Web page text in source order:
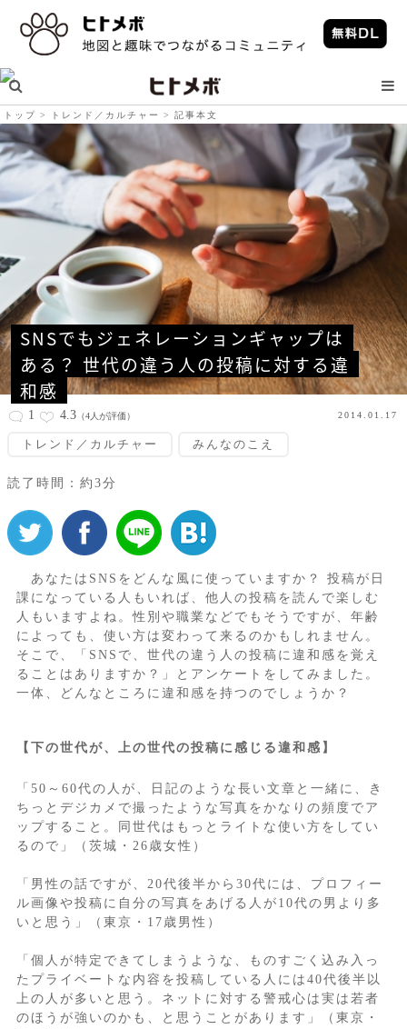
トップ トレンド／カルチャー 記事本文
SNSでもジェネレーションギャップは
ある？ 世代の違う人の投稿に対する違
和感
1 4.3 （4人が評価） 2014.01.17
トレンド／カルチャー みんなのこえ
読了時間：約3分
あなたはSNSをどんな風に使っていますか？ 投稿が日
課になっている人もいれば、他人の投稿を読んで楽しむ
人もいますよね。性別や職業などでもそうですが、年齢
によっても、使い方は変わって来るのかもしれません。
そこで、「SNSで、世代の違う人の投稿に違和感を覚え
ることはありますか？」とアンケートをしてみました。
一体、どんなところに違和感を持つのでしょうか？
【下の世代が、上の世代の投稿に感じる違和感】
「50～60代の人が、日記のような長い文章と一緒に、き
ちっとデジカメで撮ったような写真をかなりの頻度でア
ップすること。同世代はもっとライトな使い方をしてい
るので」（茨城・26歳女性）
「男性の話ですが、20代後半から30代には、プロフィー
ル画像や投稿に自分の写真をあげる人が10代の男より多
いと思う」（東京・17歳男性）
「個人が特定できてしまうような、ものすごく込み入っ
たプライベートな内容を投稿している人には40代後半以
上の人が多いと思う。ネットに対する警戒心は実は若者
のほうが強いのかも、と思うことがあります」（東京・